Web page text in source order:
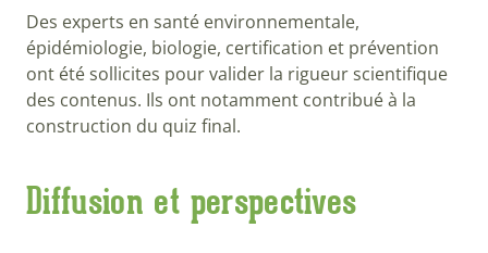
Des experts en santé environnementale,
épidémiologie, biologie, certification et prévention
ont été sollicites pour valider la rigueur scientifique
des contenus. Ils ont notamment contribué à la
construction du quiz final.
Diffusion et perspectives